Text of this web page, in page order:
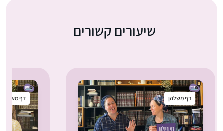
שיעורים קשורים
דף משלהן דף משלהן